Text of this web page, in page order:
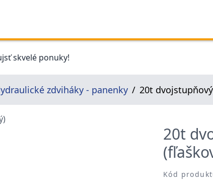
skvelé ponuky!
zdviháky - panenky 20t
20t
Kód